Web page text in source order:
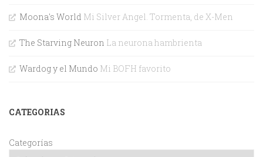
Moona's World Mi Silver Angel. Tormenta, de X-Men
The Starving Neuron La neurona hambrienta
Wardog y el Mundo Mi BOFH favorito
CATEGORIAS
Categorías